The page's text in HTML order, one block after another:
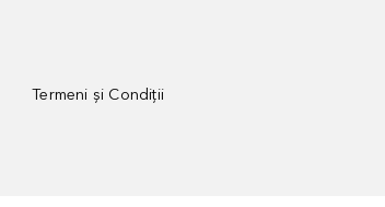
Termeni și Condiții